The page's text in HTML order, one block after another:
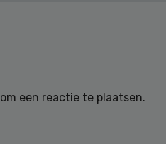
om een reactie te plaatsen.